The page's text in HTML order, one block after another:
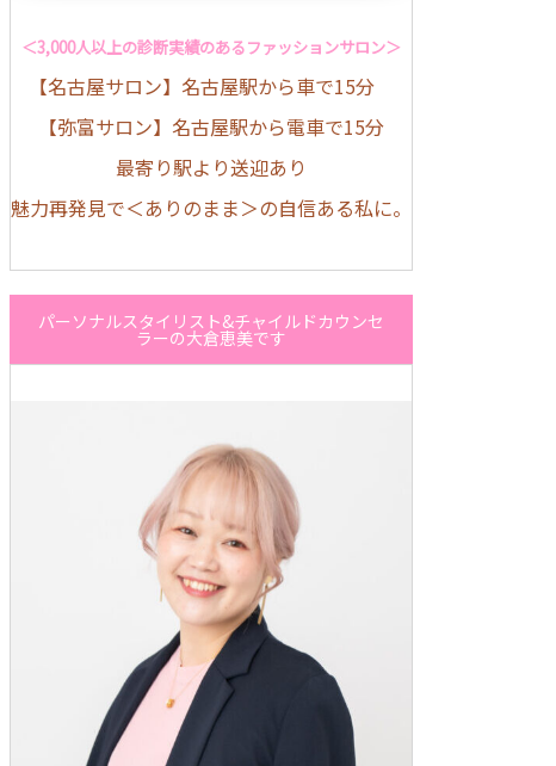
＜3,000人以上の診断実績のあるファッションサロン＞
【名古屋サロン】名古屋駅から車で15分
【弥富サロン】名古屋駅から電車で15分
最寄り駅より送迎あり
魅力再発見で＜ありのまま＞の自信ある私に。
パーソナルスタイリスト&チャイルドカウンセ
ラーの大倉恵美です